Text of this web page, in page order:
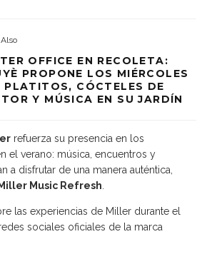
OFFICE EN RECOLETA:
PROPONE LOS MIÉRCOLES
PLATITOS, CÓCTELES DE
Y MÚSICA EN SU JARDÍN
refuerza su presencia en los
el verano: música, encuentros y
a disfrutar de una manera auténtica,
Miller Music Refresh
las experiencias de Miller durante el
sociales oficiales de la marca